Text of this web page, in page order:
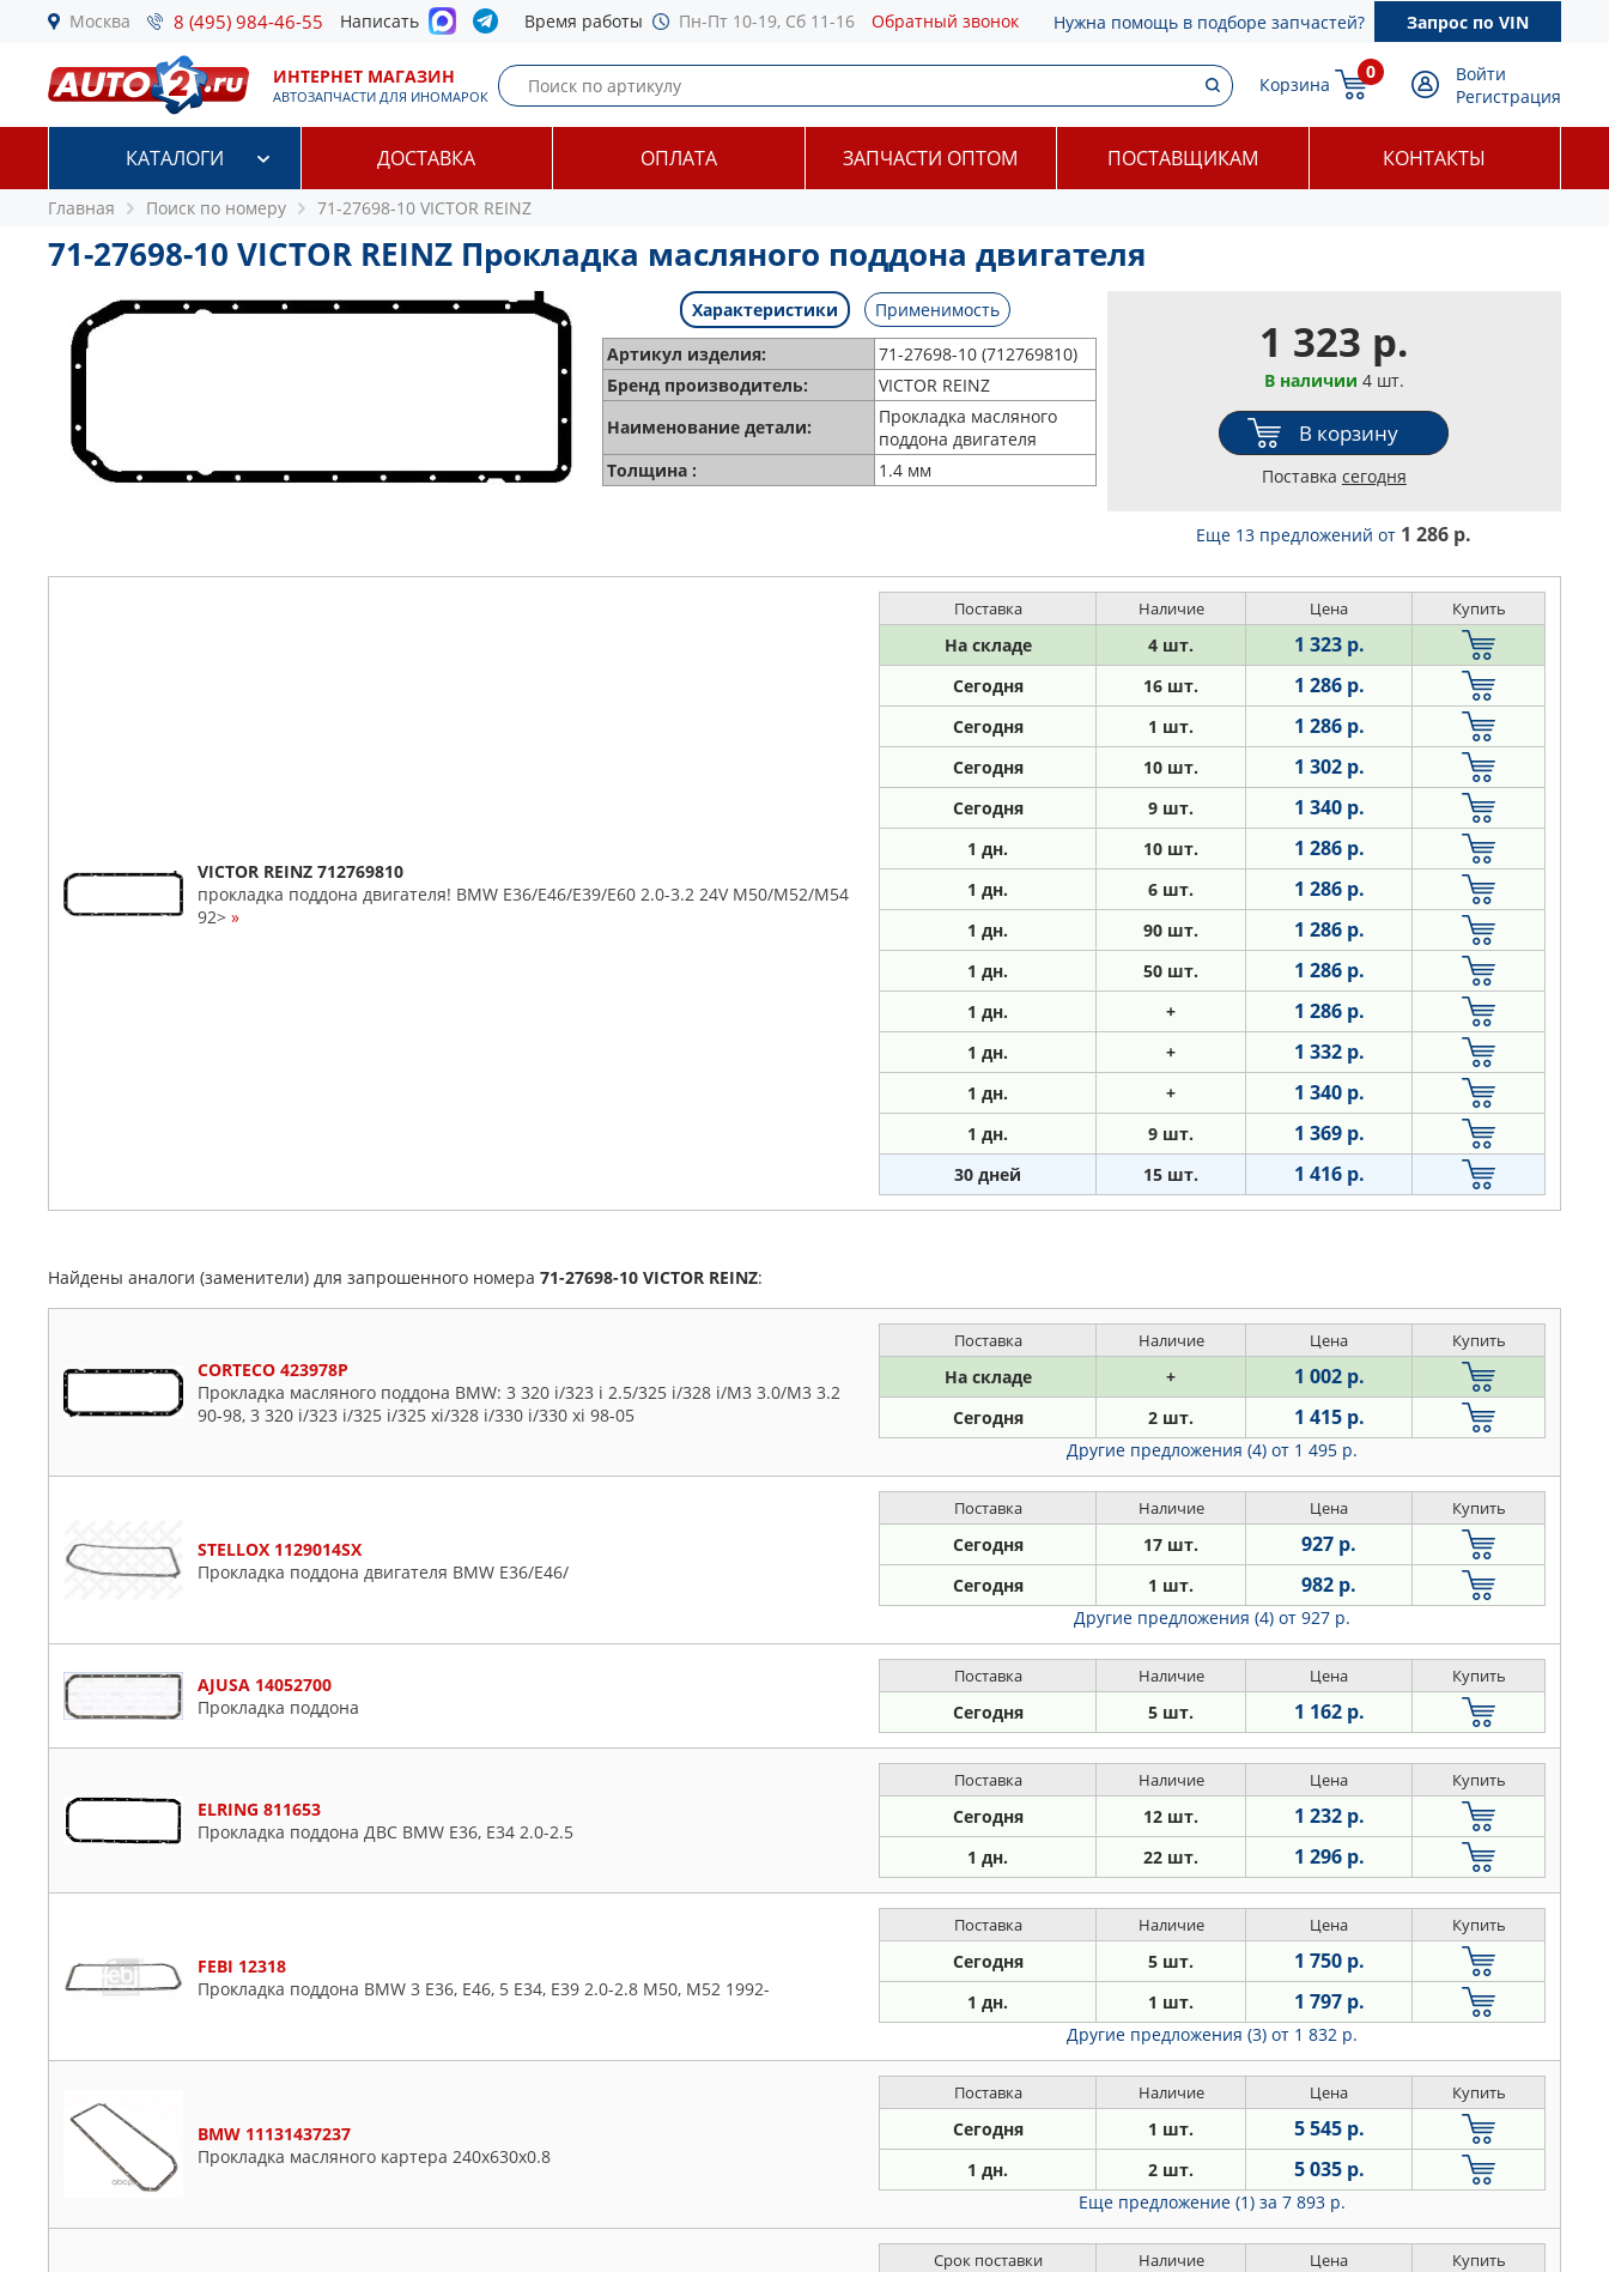
Москва 8 (495) 984-46-55 Написать Время работы Пн-Пт 10-19, Сб 11-16 Обратный звонок Нужна помощь в подборе запчастей? Запрос по VIN
ИНТЕРНЕТ МАГАЗИН
АВТОЗАПЧАСТИ ДЛЯ ИНОМАРОК
Корзина
0
Войти
Регистрация
КАТАЛОГИ ДОСТАВКА ОПЛАТА ЗАПЧАСТИ ОПТОМ ПОСТАВЩИКАМ КОНТАКТЫ
Главная Поиск по номеру 71-27698-10 VICTOR REINZ
71-27698-10 VICTOR REINZ Прокладка масляного поддона двигателя
Характеристики
Применимость
Артикул изделия:
71-27698-10 (712769810)
Бренд производитель:
VICTOR REINZ
Наименование детали:
Прокладка масляного
поддона двигателя
Толщина :
1.4 мм
1 323 р.
В наличии 4 шт.
В корзину
Поставка сегодня
Еще 13 предложенийот 1 286 р.
VICTOR REINZ 712769810
прокладка поддона двигателя! BMW E36/E46/E39/E60 2.0-3.2 24V M50/M52/M54
92> »
Поставка Наличие Цена Купить
На складе 4 шт. 1 323 р.
Сегодня 16 шт. 1 286 р.
Сегодня 1 шт. 1 286 р.
Сегодня 10 шт. 1 302 р.
Сегодня 9 шт. 1 340 р.
1 дн. 10 шт. 1 286 р.
1 дн. 6 шт. 1 286 р.
1 дн. 90 шт. 1 286 р.
1 дн. 50 шт. 1 286 р.
1 дн. + 1 286 р.
1 дн. + 1 332 р.
1 дн. + 1 340 р.
1 дн. 9 шт. 1 369 р.
30 дней 15 шт. 1 416 р.
Найдены аналоги (заменители) для запрошенного номера 71-27698-10 VICTOR REINZ:
CORTECO 423978P
Прокладка масляного поддона BMW: 3 320 i/323 i 2.5/325 i/328 i/M3 3.0/M3 3.2
90-98, 3 320 i/323 i/325 i/325 xi/328 i/330 i/330 xi 98-05
Поставка Наличие Цена Купить
На складе + 1 002 р.
Сегодня 2 шт. 1 415 р.
Другие предложения (4) от 1 495 р.
STELLOX 1129014SX
Прокладка поддона двигателя BMW E36/E46/
Поставка Наличие Цена Купить
Сегодня 17 шт. 927 р.
Сегодня 1 шт. 982 р.
Другие предложения (4) от 927 р.
AJUSA 14052700
Прокладка поддона
Поставка Наличие Цена Купить
Сегодня 5 шт. 1 162 р.
ELRING 811653
Прокладка поддона ДВС BMW E36, E34 2.0-2.5
Поставка Наличие Цена Купить
Сегодня 12 шт. 1 232 р.
1 дн. 22 шт. 1 296 р.
FEBI 12318
Прокладка поддона BMW 3 E36, E46, 5 E34, E39 2.0-2.8 M50, M52 1992-
Поставка Наличие Цена Купить
Сегодня 5 шт. 1 750 р.
1 дн. 1 шт. 1 797 р.
Другие предложения (3) от 1 832 р.
BMW 11131437237
Прокладка масляного картера 240x630x0.8
Поставка Наличие Цена Купить
Сегодня 1 шт. 5 545 р.
1 дн. 2 шт. 5 035 р.
Еще предложение (1) за 7 893 р.
Срок поставки Наличие Цена Купить